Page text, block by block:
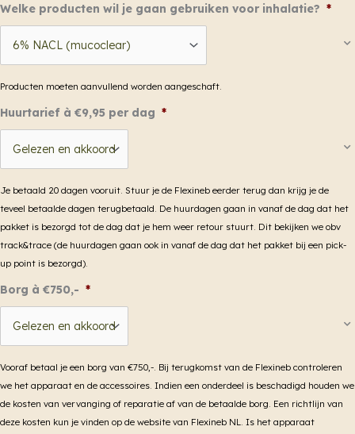
Welke producten wil je gaan gebruiken voor inhalatie? *
Producten moeten aanvullend worden aangeschaft.
Huurtarief à €9,95 per dag *
Je betaald 20 dagen vooruit. Stuur je de Flexineb eerder terug dan krijg je de
teveel betaalde dagen terugbetaald. De huurdagen gaan in vanaf de dag dat het
pakket is bezorgd tot de dag dat je hem weer retour stuurt. Dit bekijken we obv
track&trace (de huurdagen gaan ook in vanaf de dag dat het pakket bij een pick-
up point is bezorgd).
Borg à €750,- *
Vooraf betaal je een borg van €750,-. Bij terugkomst van de Flexineb controleren
we het apparaat en de accessoires. Indien een onderdeel is beschadigd houden we
de kosten van vervanging of reparatie af van de betaalde borg. Een richtlijn van
deze kosten kun je vinden op de website van Flexineb NL. Is het apparaat